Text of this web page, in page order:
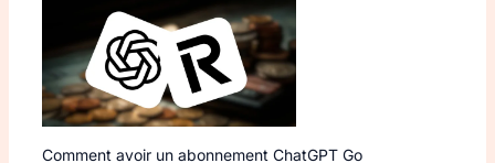
Comment avoir un abonnement ChatGPT Go